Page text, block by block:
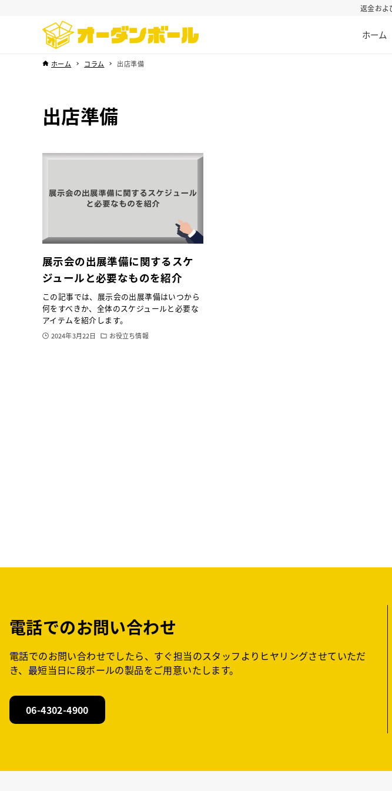
返金およ
ホーム
ホーム コラム 出店準備
出店準備
展示会の出展準備に関するスケ
ジュールと必要なものを紹介
この記事では、展示会の出展準備はいつから
何をすべきか、全体のスケジュールと必要な
アイテムを紹介します。
2024年3月22日 お役立ち情報
電話でのお問い合わせ
電話でのお問い合わせでしたら、すぐ担当のスタッフよりヒヤリングさせていただ
き、最短当日に段ボールの製品をご用意いたします。
06-4302-4900